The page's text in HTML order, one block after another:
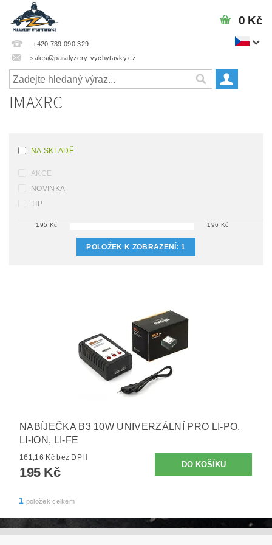
+420 739 090 329
sales@paralyzery-vychytavky.cz
0 Kč
IMAXRC
NA SKLADĚ
AKCE
NOVINKA
TIP
195 Kč 196 Kč
POLOŽEK K ZOBRAZENÍ:1
NABÍJEČKA B3 10W UNIVERZÁLNÍ PRO LI-PO,
LI-ION, LI-FE
161,16 Kč bez DPH
195 Kč
1 položek celkem